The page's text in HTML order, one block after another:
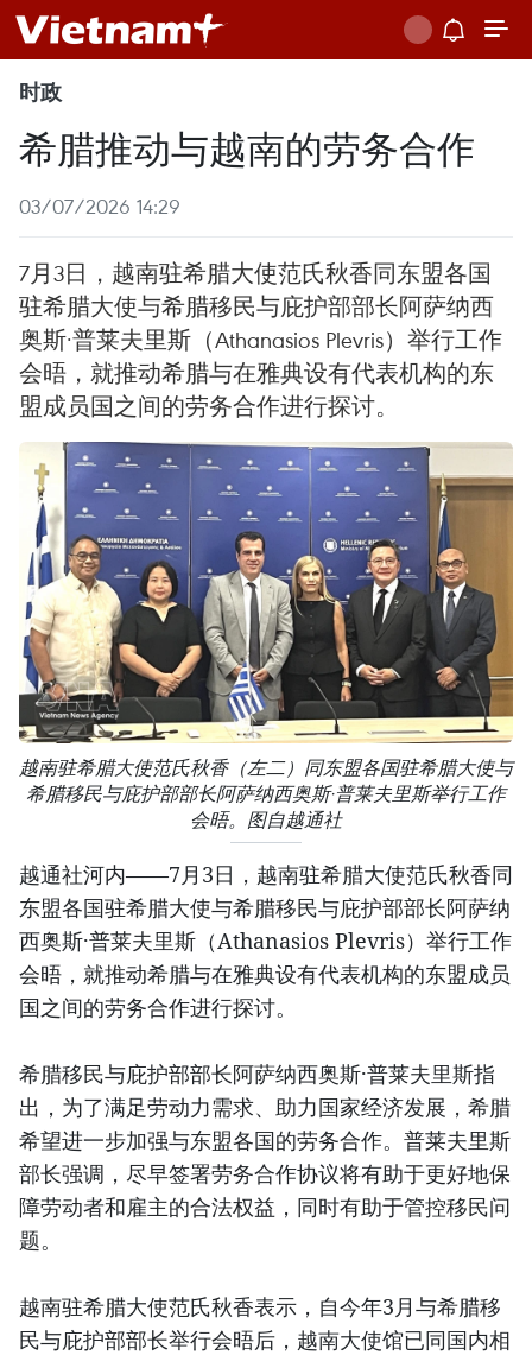
时政
希腊推动与越南的劳务合作
03/07/2026 14:29
7月3日，越南驻希腊大使范氏秋香同东盟各国
驻希腊大使与希腊移民与庇护部部长阿萨纳西
奥斯·普莱夫里斯（Athanasios Plevris）举行工作
会晤，就推动希腊与在雅典设有代表机构的东
盟成员国之间的劳务合作进行探讨。
越南驻希腊大使范氏秋香（左二）同东盟各国驻希腊大使与
希腊移民与庇护部部长阿萨纳西奥斯·普莱夫里斯举行工作
会晤。图自越通社
越通社河内——7月3日，越南驻希腊大使范氏秋香同
东盟各国驻希腊大使与希腊移民与庇护部部长阿萨纳
西奥斯·普莱夫里斯（Athanasios Plevris）举行工作
会晤，就推动希腊与在雅典设有代表机构的东盟成员
国之间的劳务合作进行探讨。
希腊移民与庇护部部长阿萨纳西奥斯·普莱夫里斯指
出，为了满足劳动力需求、助力国家经济发展，希腊
希望进一步加强与东盟各国的劳务合作。普莱夫里斯
部长强调，尽早签署劳务合作协议将有助于更好地保
障劳动者和雇主的合法权益，同时有助于管控移民问
题。
越南驻希腊大使范氏秋香表示，自今年3月与希腊移
民与庇护部部长举行会晤后，越南大使馆已同国内相